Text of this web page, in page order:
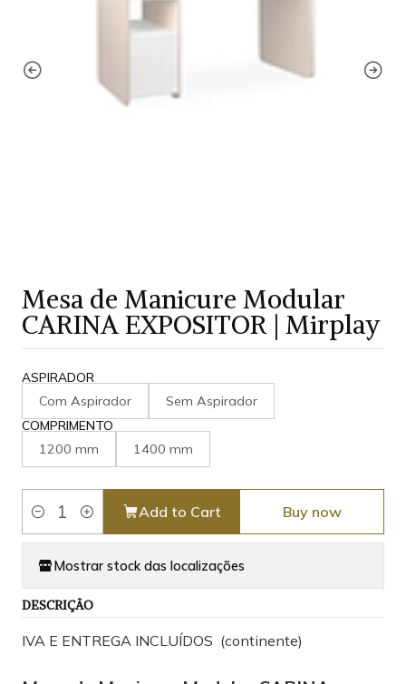
Mesa de Manicure Modular
CARINA EXPOSITOR | Mirplay
ASPIRADOR
Com Aspirador Sem Aspirador
COMPRIMENTO
1200 mm 1400 mm
Quantity
Add to Cart Buy now
Mostrar stock das localizações
DESCRIÇÃO
IVA E ENTREGA INCLUÍDOS (continente)